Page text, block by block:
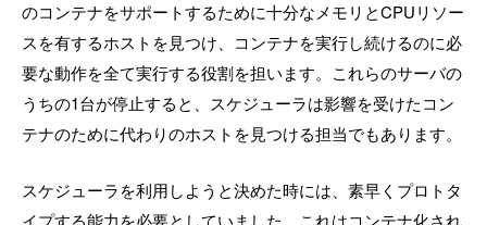
のコンテナをサポートするために十分なメモリとCPUリソー
スを有するホストを見つけ、コンテナを実行し続けるのに必
要な動作を全て実行する役割を担います。これらのサーバの
うちの1台が停止すると、スケジューラは影響を受けたコン
テナのために代わりのホストを見つける担当でもあります。
スケジューラを利用しようと決めた時には、素早くプロトタ
イプする能力を必要としていました。これはコンテナ化され